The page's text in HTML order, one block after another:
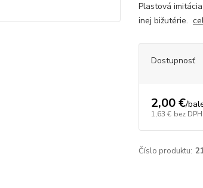
Plastová
inej bižutérie.
Dostupnosť
2,00 €/
1,63 € bez DPH
Číslo produktu: